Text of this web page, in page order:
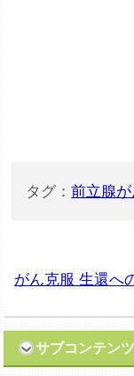
タグ：前立腺が
がん克服 生還へ
サブコンテンツ